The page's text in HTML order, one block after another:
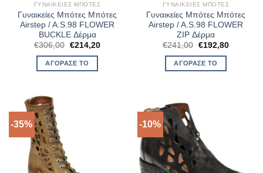
ΓΥΝΑΙΚΕΊΕΣ ΜΠΌΤΕΣ
Γυναικείες Μπότες Μπότες
Airstep / A.S.98 FLOWER
BUCKLE Δέρμα
€306,00 Original
was:
€306,00.
€214,20Η
ΑΓΌΡΑΣΈ ΤΟ
ΓΥΝΑΙΚΕΊΕΣ ΜΠΌΤΕΣ
Γυναικείες Μπότες Μπότες
Airstep / A.S.98 FLOWER
ZIP Δέρμα
€241,00 Original
was:
€241,00.
€192,80Η
ΑΓΌΡΑΣΈ ΤΟ
-35% -10%